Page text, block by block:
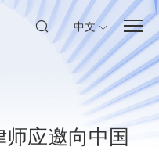
中文
应邀向中国